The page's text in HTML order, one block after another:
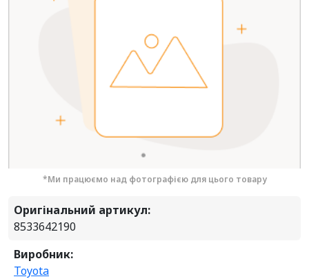
*Ми працюємо над фотографією для цього товару
Оригінальний артикул:
8533642190
Виробник:
Toyota